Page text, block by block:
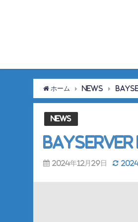
ホーム News
News
BayServer
2024年12月29日